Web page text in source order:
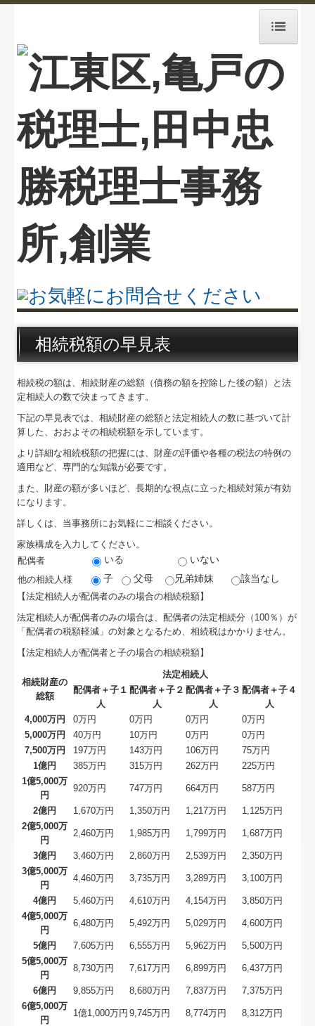
ホーム
お知らせ
事務所紹介
経営理念
FXクラウドシリーズ
改正消費税への対応
円満な相続・事業承継を支援
FX4クラウド
円滑な事業承継を支援
補助金・助成金・融資情報
関与先向け融資商品ご紹介
書面添付制度のご紹介
銀行はなぜ「FX2」を高く評価するのか
デジタル化・AI導入補助金
TKCのFinTechサービス
経営革新等支援機関とは
TKCシステムQ&A
料金について
セミナー案内
よくある質問
お問合せ
過去のお知らせ
個人情報保護方針
相続税額の早見表
相続税の額は、相続財産の総額（債務の額を控除した後の額）と法
定相続人の数で決まってきます。
下記の早見表では、相続財産の総額と法定相続人の数に基づいて計
算した、おおよその相続税額を示しています。
より詳細な相続税額の把握には、財産の評価や各種の税法の特例の
適用など、専門的な知識が必要です。
また、財産の額が多いほど、長期的な視点に立った相続対策が有効
になります。
詳しくは、当事務所にお気軽にご相談ください。
家族構成を入力してください。
配偶者
いる いない
他の相続人様 子 父母 兄弟姉妹 該当なし
【法定相続人が配偶者のみの場合の相続税額】
法定相続人が配偶者のみの場合は、配偶者の法定相続分（100％）が
「配偶者の税額軽減」の対象となるため、相続税はかかりません。
【法定相続人が配偶者と子の場合の相続税額】
相続財産の
総額
法定相続人
配偶者＋子１
人
配偶者＋子２
人
配偶者＋子３
人
配偶者＋子４
人
4,000万円
0万円 0万円 0万円
0万円
5,000万円
40万円 10万円 0万円
0万円
7,500万円
197万円 143万円 106万円
75万円
1億円
385万円 315万円 262万円
225万円
1億5,000万
円
920万円 747万円 664万円 587万円
2億円 1,670万円 1,350万円 1,217万円
1,125万円
2億5,000万
円
2,460万円 1,985万円 1,799万円 1,687万円
3億円 3,460万円 2,860万円 2,539万円
2,350万円
3億5,000万
円
4,460万円 3,735万円 3,289万円 3,100万円
4億円 5,460万円 4,610万円 4,154万円
3,850万円
4億5,000万
円
6,480万円 5,492万円 5,029万円 4,600万円
5億円 7,605万円 6,555万円 5,962万円
5,500万円
5億5,000万
円
8,730万円 7,617万円 6,899万円 6,437万円
6億円 9,855万円 8,680万円 7,837万円
7,375万円
6億5,000万
円
1億1,000万円 9,745万円 8,774万円 8,312万円